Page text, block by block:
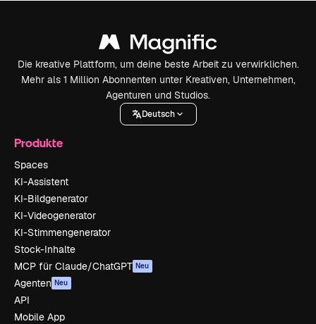
Die kreative Plattform, um deine beste Arbeit zu verwirklichen.
Mehr als 1 Million Abonnenten unter Kreativen, Unternehmen,
Agenturen und Studios.
Deutsch
Produkte
Spaces
KI-Assistent
KI-Bildgenerator
KI-Videogenerator
KI-Stimmengenerator
Stock-Inhalte
MCP für Claude/ChatGPT Neu
Agenten Neu
API
Mobile App